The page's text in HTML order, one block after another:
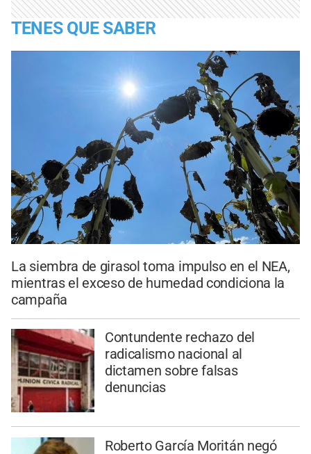
TENES QUE SABER
La siembra de girasol toma impulso en el NEA,
mientras el exceso de humedad condiciona la
campaña
Contundente rechazo del
radicalismo nacional al
dictamen sobre falsas
denuncias
Roberto García Moritán negó